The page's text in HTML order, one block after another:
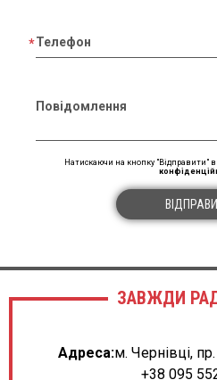
Телефон
Повідомлення
Натискаючи на кнопку "Відправити"
ЗАВЖДИ
Адреса:м. Чернівці,
+38 095